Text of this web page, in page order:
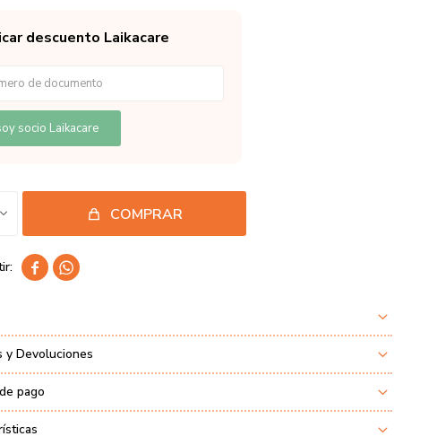
descuento Laikacare
socio Laikacare
COMPRAR
 
y Devoluciones
pago